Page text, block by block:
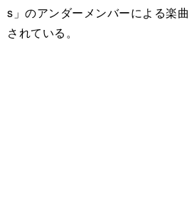
s」のアンダーメンバーによる楽
されている。